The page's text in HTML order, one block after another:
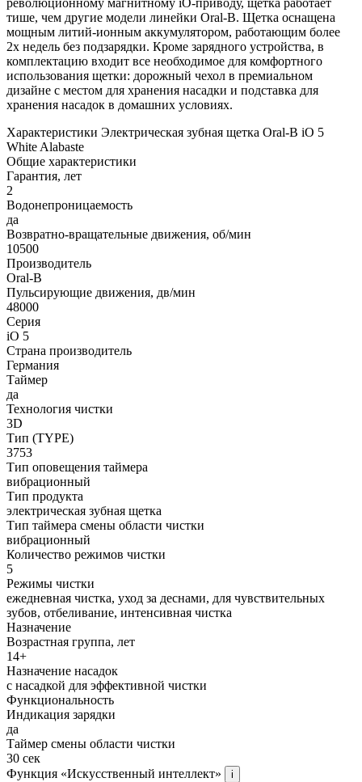
революционному магнитному iO-приводу, щетка работает
тише, чем другие модели линейки Oral-B. Щетка оснащена
мощным литий-ионным аккумулятором, работающим более
2х недель без подзарядки. Кроме зарядного устройства, в
комплектацию входит все необходимое для комфортного
использования щетки: дорожный чехол в премиальном
дизайне с местом для хранения насадки и подставка для
хранения насадок в домашних условиях.
Характеристики Электрическая зубная щетка Oral-B iO 5
White Alabaste
Общие характеристики
Гарантия, лет
2
Водонепроницаемость
да
Возвратно-вращательные движения, об/мин
10500
Производитель
Oral-B
Пульсирующие движения, дв/мин
48000
Серия
iO 5
Страна производитель
Германия
Таймер
да
Технология чистки
3D
Тип (TYPE)
3753
Тип оповещения таймера
вибрационный
Тип продукта
электрическая зубная щетка
Тип таймера смены области чистки
вибрационный
Количество режимов чистки
5
Режимы чистки
ежедневная чистка, уход за деснами, для чувствительных
зубов, отбеливание, интенсивная чистка
Назначение
Возрастная группа, лет
14+
Назначение насадок
с насадкой для эффективной чистки
Функциональность
Индикация зарядки
да
Таймер смены области чистки
30 сек
Функция «Искусственный интеллект»
i